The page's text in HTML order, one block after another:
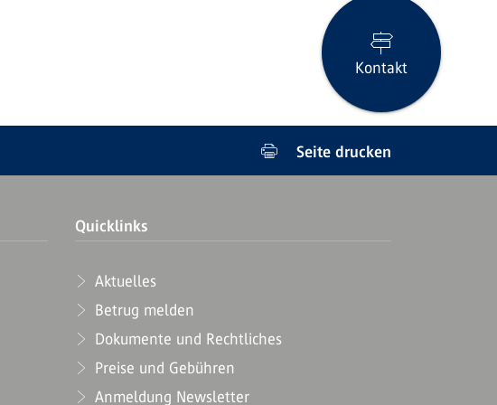
Kontakt
Seite drucken
Quicklinks
Aktuelles
Betrug melden
Dokumente und Rechtliches
Preise und Gebühren
Anmeldung Newsletter